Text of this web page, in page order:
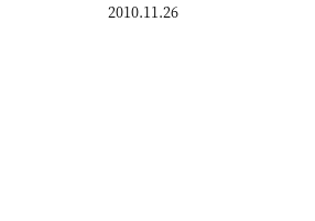
2010.11.26